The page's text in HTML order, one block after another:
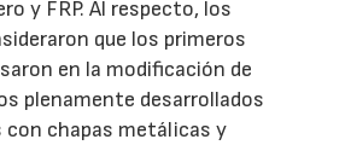
y FRP. Al respecto, los
que los primeros
en la modificación de
plenamente desarrollados
con chapas metálicas y